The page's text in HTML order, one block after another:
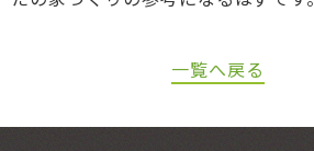
一覧へ戻る